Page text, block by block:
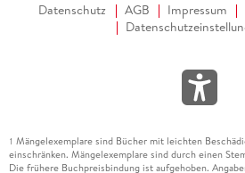
Datenschutz AGB Impressum
1 Mängelexemplare sind Bücher mit leichten
einschränken. Mängelexemplare sind durch einen
Die frühere Buchpreisbindung ist aufgehoben.